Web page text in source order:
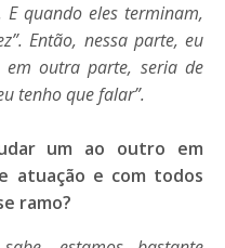
quando eles terminam,
Então, nessa parte, eu
outra parte, seria de
tenho que falar”.
um ao outro em
atuação e com todos
ramo?